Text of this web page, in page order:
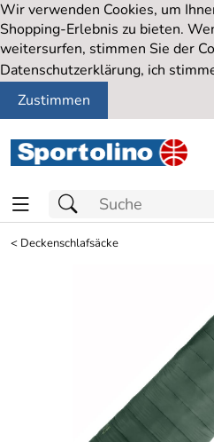
Wir verwenden Cookies, um
Shopping-Erlebnis zu bieten.
weitersurfen, stimmen Sie der
Datenschutzerklärung, ich
Zustimmen
< Deckenschlafsäcke